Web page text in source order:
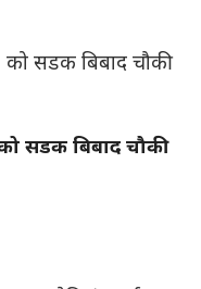
सडक बिबाद चौकी